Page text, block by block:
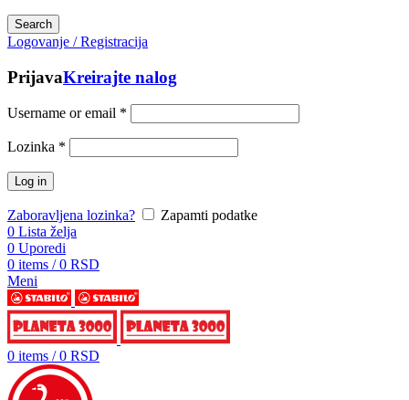
Search
Logovanje / Registracija
PrijavaKreirajte nalog
Username or email *
Lozinka *
Log in
Zaboravljena lozinka?
Zapamti podatke
0 Lista želja
0 Uporedi
0 items / 0 RSD
Meni
0 items / 0 RSD